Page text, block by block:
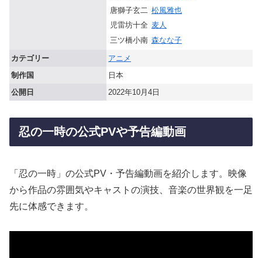
唐獅子玄二 松風雅也
児雷坊十全 麦人
三ツ橋小南 森なな子
カテゴリー
アニメ
制作国
日本
公開日
2022年10月4日
忍の一時の公式PVや予告編動画
「忍の一時」の公式PV・予告編動画を紹介します。映像
から作品の雰囲気やキャストの演技、音楽の世界観を一足
先に体感できます。